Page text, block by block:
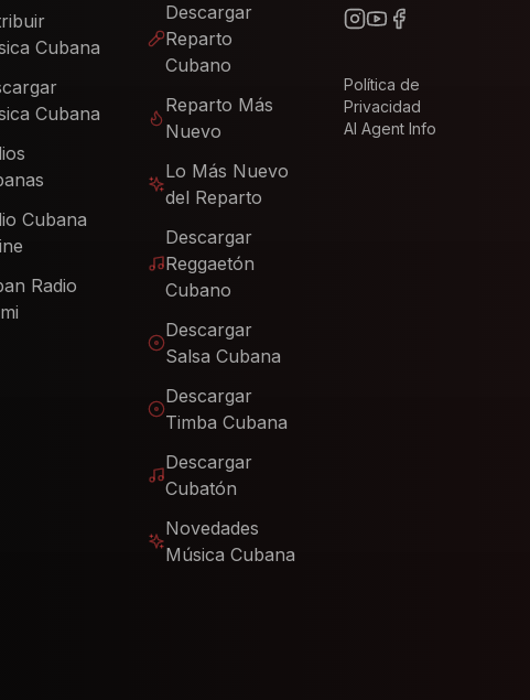
Cubana
Cubana
Cubana
Radio
Descargar
Reparto
Cubano
Reparto Más
Nuevo
Lo Más Nuevo
del Reparto
Descargar
Reggaetón
Cubano
Descargar
Salsa Cubana
Descargar
Timba Cubana
Descargar
Cubatón
Novedades
Música Cubana
Política de
Privacidad
AI Agent Info